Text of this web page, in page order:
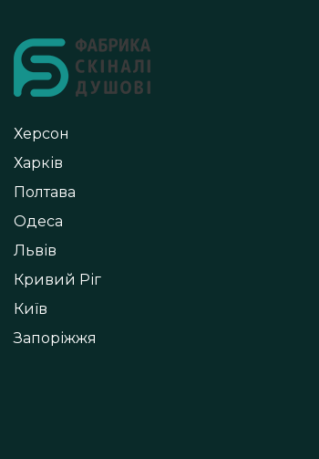
Херсон
Харків
Полтава
Одеса
Львів
Кривий Ріг
Київ
Запоріжжя